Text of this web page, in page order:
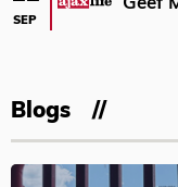
SEP
Geef
Blogs